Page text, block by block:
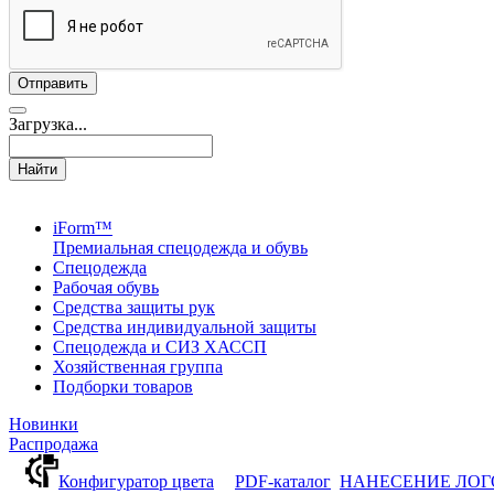
Загрузка...
Найти
iForm™
Премиальная спецодежда и обувь
Спецодежда
Рабочая обувь
Средства защиты рук
Средства индивидуальной защиты
Спецодежда и СИЗ ХАССП
Хозяйственная группа
Подборки товаров
Новинки
Распродажа
Конфигуратор цвета
PDF-каталог НАНЕСЕНИЕ